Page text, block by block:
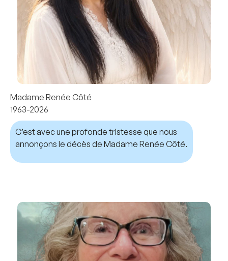
Madame Renée Côté
1963-2026
C’est avec une profonde tristesse que nous
annonçons le décès de Madame Renée Côté.